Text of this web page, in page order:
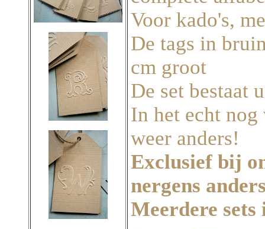
Voor kado's,
De tags in
cm groot
De set bestaat
In het echt
weer anders!
Exclusief bij
nergens
Meerdere